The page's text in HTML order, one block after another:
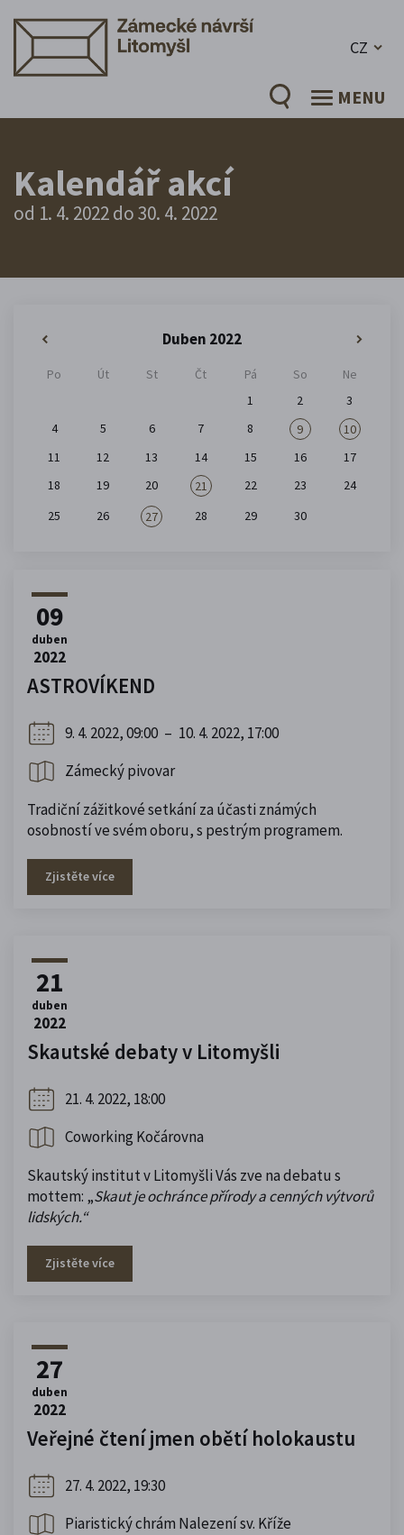
CZ
MENU
Kalendář akcí
od 1. 4. 2022 do 30. 4. 2022
Duben 2022
Po Út St Čt Pá So
Ne
1
2
3
4
5 6 7 8 9
10
11
12 13 14 15 16
17
18
19 20 21 22 23
24
25
26 27 28 29 30
09
duben
2022
ASTROVÍKEND
9. 4. 2022, 09:00 – 10. 4. 2022, 17:00
Zámecký pivovar
Tradiční zážitkové setkání za účasti známých
osobností ve svém oboru, s pestrým programem.
Zjistěte více
21
duben
2022
Skautské debaty v Litomyšli
21. 4. 2022, 18:00
Coworking Kočárovna
Skautský institut v Litomyšli Vás zve na debatu s
mottem: „Skaut je ochránce přírody a cenných výtvorů
lidských.“
Zjistěte více
27
duben
2022
Veřejné čtení jmen obětí holokaustu
27. 4. 2022, 19:30
Piaristický chrám Nalezení sv. Kříže